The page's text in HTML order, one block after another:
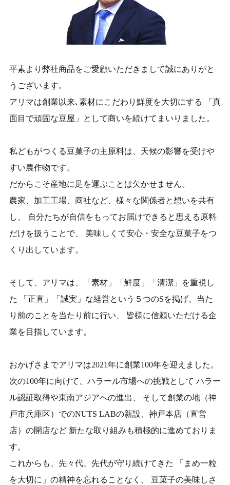
平素より弊社商品をご愛顧いただきまして誠にありがと
うございます。
アリマは創業以来､素材にこだわり鮮度を大切にする
「真
面目で頑固な豆屋」として商いを続けてまいりました。
私どもがつくる豆菓子の主原料は、天候の影響を受けや
すい農作物です。
だからこそ産地に足を運ぶことは欠かせません。
農家、加工工場、商社など、様々な関係者と想いを共有
し、
自分たちが自信をもってお届けできると思える原料
だけを扱うことで、
美味しくて安心・安全な豆菓子をつ
くり出しています。
そして、アリマは、「素材」「鮮度」「清潔」を重視し
た
「正直」「誠実」な経営という５つのSを掲げ、当た
り前のことを当たり前に行い、
皆様に信頼いただける企
業を目指しています。
おかげさまでアリマは2021年に創業100年を迎えました。
次の100年に向けて、ハラール市場への挑戦として ハラー
ル認証取得や東南アジアへの進出、
そして創業の地（神
戸市兵庫区）でのNUTS LABの新設、神戸本店（直営
店）の開店など新たな取り組みも積極的に進めておりま
す。
これからも、先々代、先代が守り続けてきた
「まめ一粒
を大切に」の精神を忘れることなく、
豆菓子の美味しさ